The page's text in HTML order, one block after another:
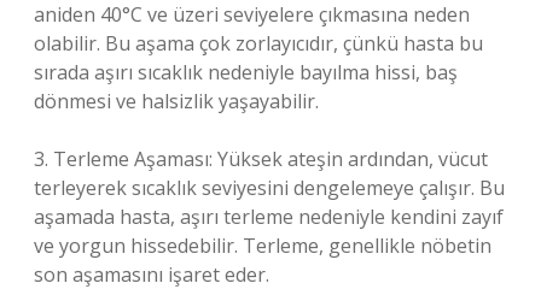
aniden 40°C ve üzeri seviyelere çıkmasına neden
olabilir. Bu aşama çok zorlayıcıdır, çünkü hasta bu
sırada aşırı sıcaklık nedeniyle bayılma hissi, baş
dönmesi ve halsizlik yaşayabilir.
3. Terleme Aşaması: Yüksek ateşin ardından, vücut
terleyerek sıcaklık seviyesini dengelemeye çalışır. Bu
aşamada hasta, aşırı terleme nedeniyle kendini zayıf
ve yorgun hissedebilir. Terleme, genellikle nöbetin
son aşamasını işaret eder.